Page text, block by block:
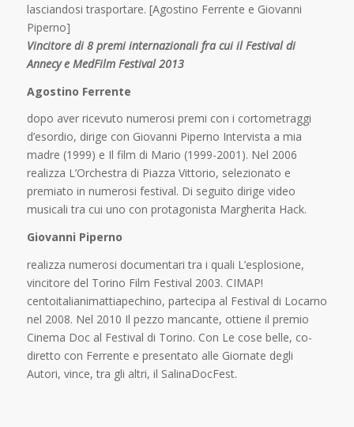
lasciandosi trasportare. [Agostino Ferrente e Giovanni
Piperno]
Vincitore di 8 premi internazionali fra cui il Festival di
Annecy e MedFilm Festival 2013
Agostino Ferrente
dopo aver ricevuto numerosi premi con i cortometraggi
d’esordio, dirige con Giovanni Piperno Intervista a mia
madre (1999) e Il film di Mario (1999-2001). Nel 2006
realizza L’Orchestra di Piazza Vittorio, selezionato e
premiato in numerosi festival. Di seguito dirige video
musicali tra cui uno con protagonista Margherita Hack.
Giovanni Piperno
realizza numerosi documentari tra i quali L’esplosione,
vincitore del Torino Film Festival 2003. CIMAP!
centoitalianimattiapechino, partecipa al Festival di Locarno
nel 2008. Nel 2010 Il pezzo mancante, ottiene il premio
Cinema Doc al Festival di Torino. Con Le cose belle, co-
diretto con Ferrente e presentato alle Giornate degli
Autori, vince, tra gli altri, il SalinaDocFest.